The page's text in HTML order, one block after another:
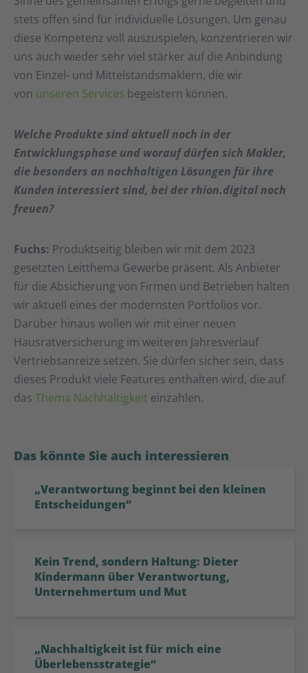
stets offen sind für individuelle Lösungen. Um genau
diese Kompetenz voll auszuspielen, konzentrieren wir
uns auch wieder sehr viel stärker auf die Anbindung
von Einzel- und Mittelstandsmaklern, die wir
von unseren Services begeistern können.
Welche Produkte sind aktuell noch in der
Entwicklungsphase und worauf dürfen sich Makler,
die besonders an nachhaltigen Lösungen für ihre
Kunden interessiert sind, bei der rhion.digital noch
freuen?
Fuchs: Produktseitig bleiben wir mit dem 2023
gesetzten Leitthema Gewerbe präsent. Als Anbieter
für die Absicherung von Firmen und Betrieben halten
wir aktuell eines der modernsten Portfolios vor.
Darüber hinaus wollen wir mit einer neuen
Hausratversicherung im weiteren Jahresverlauf
Vertriebsanreize setzen. Sie dürfen sicher sein, dass
dieses Produkt viele Features enthalten wird, die auf
das Thema Nachhaltigkeit einzahlen.
Das könnte Sie auch interessieren
„Verantwortung beginnt bei den kleinen
Entscheidungen“
Kein Trend, sondern Haltung: Dieter
Kindermann über Verantwortung,
Unternehmertum und Mut
„Nachhaltigkeit ist für mich eine
Überlebensstrategie“